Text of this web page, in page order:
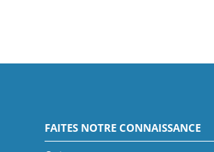
FAITES NOTRE CONNAISSANCE